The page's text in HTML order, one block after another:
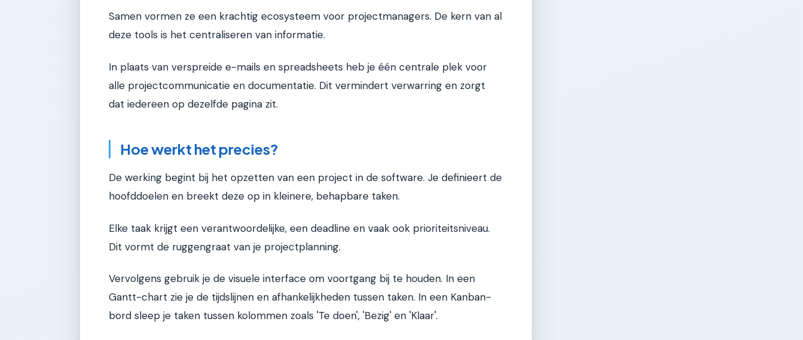
Samen vormen ze een krachtig ecosysteem voor projectmanagers. De kern van al
deze tools is het centraliseren van informatie.
In plaats van verspreide e-mails en spreadsheets heb je één centrale plek voor
alle projectcommunicatie en documentatie. Dit vermindert verwarring en zorgt
dat iedereen op dezelfde pagina zit.
Hoe werkt het precies?
De werking begint bij het opzetten van een project in de software. Je definieert de
hoofddoelen en breekt deze op in kleinere, behapbare taken.
Elke taak krijgt een verantwoordelijke, een deadline en vaak ook prioriteitsniveau.
Dit vormt de ruggengraat van je projectplanning.
Vervolgens gebruik je de visuele interface om voortgang bij te houden. In een
Gantt-chart zie je de tijdslijnen en afhankelijkheden tussen taken. In een Kanban-
bord sleep je taken tussen kolommen zoals 'Te doen', 'Bezig' en 'Klaar'.